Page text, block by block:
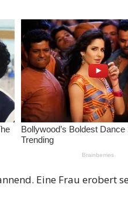
Eine Frau erobert